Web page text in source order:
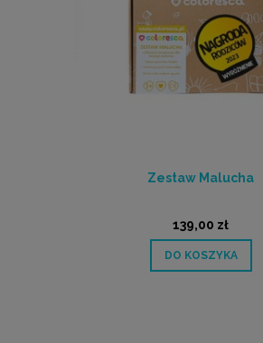
Zestaw Malucha
139,00 zł
DO KOSZYKA